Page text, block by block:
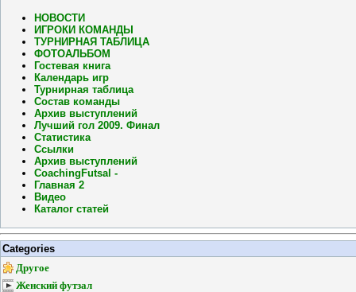
НОВОСТИ
ИГРОКИ КОМАНДЫ
ТУРНИРНАЯ ТАБЛИЦА
ФОТОАЛЬБОМ
Гостевая книга
Календарь игр
Турнирная таблица
Состав команды
Архив выступлений
Лучший гол 2009. Финал
Статистика
Ссылки
Архив выступлений
CoachingFutsal -
Главная 2
Видео
Каталог статей
Categories
Другое
Женский футзал